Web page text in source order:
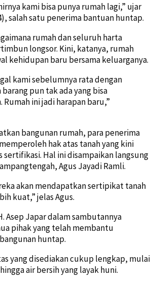
kami bisa punya rumah lagi,” ujar
salah satu penerima bantuan huntap.
rumah dan seluruh harta
longsor. Kini, katanya, rumah
kehidupan baru bersama keluarganya.
kami sebelumnya rata dengan
barang pun tak ada yang bisa
ini jadi harapan baru,”
bangunan rumah, para penerima
hak atas tanah yang kini
sertifikasi. Hal ini disampaikan langsung
Agus Jayadi Ramli.
akan mendapatkan sertipikat tanah
kuat,” jelas Agus.
Asep Japar dalam sambutannya
pihak yang telah membantu
huntap.
yang disediakan cukup lengkap, mulai
air bersih yang layak huni.